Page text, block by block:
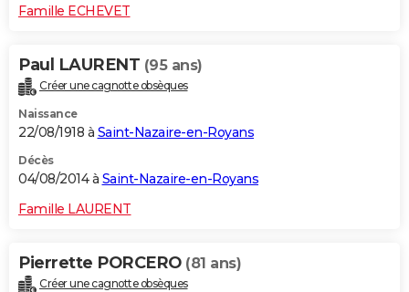
Famille ECHEVET
Paul LAURENT (95 ans)
Créer une cagnotte obsèques
Naissance
22/08/1918 à Saint-Nazaire-en-Royans
Décès
04/08/2014 à Saint-Nazaire-en-Royans
Famille LAURENT
Pierrette PORCERO (81 ans)
Créer une cagnotte obsèques